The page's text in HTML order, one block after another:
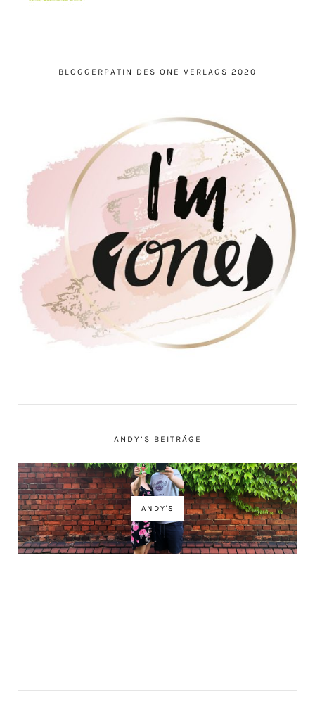
BLOGGERPATIN DES ONE VERLAGS 2020
ANDY’S BEITRÄGE
ANDY'S